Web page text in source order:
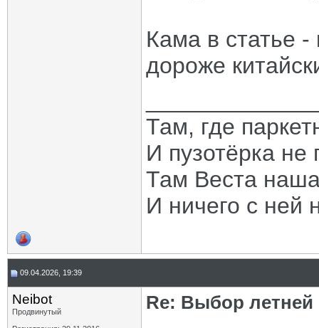
Кама в статье
дороже
Там, где
И пузотёрка не
Там Веста
И ничего с ней
09.04.2026, 19:39
Neibot
Продвинутый
Re: Выбор летней